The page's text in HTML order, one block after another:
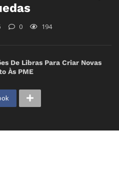
0 194
De Libras Para Criar Novas
Às PME